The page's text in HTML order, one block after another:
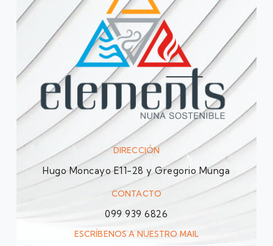
DIRECCIÓN
Hugo Moncayo E11-28 y Gregorio Munga
CONTACTO
099 939 6826
ESCRÍBENOS A NUESTRO MAIL